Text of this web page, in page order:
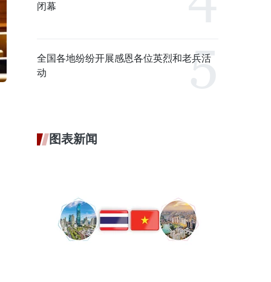
闭幕
全国各地纷纷开展感恩各位英烈和老兵活
动
图表新闻